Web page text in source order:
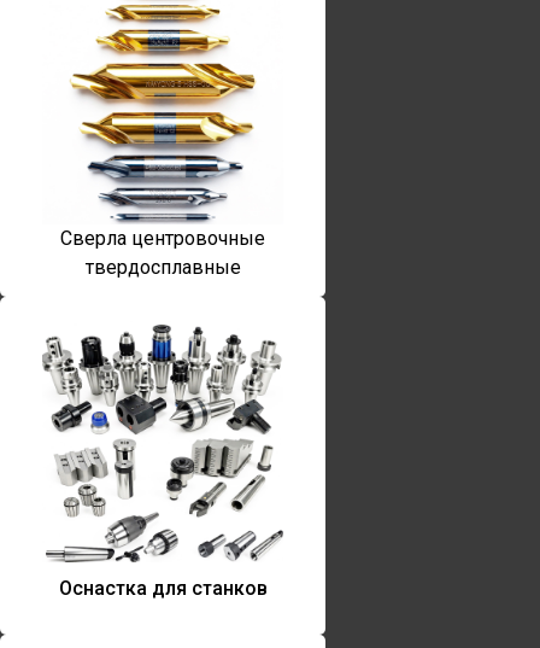
Сверла центровочные
твердосплавные
Оснастка для станков